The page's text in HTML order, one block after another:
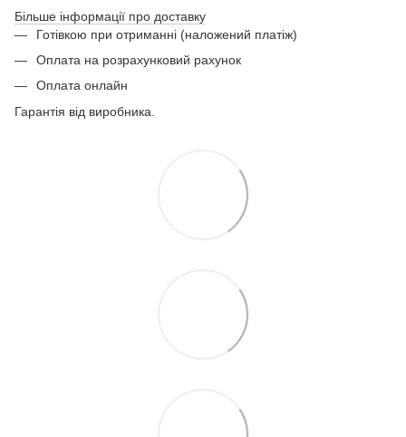
Більше інформації про доставку
Готівкою при отриманні (наложений платіж)
Оплата на розрахунковий рахунок
Оплата онлайн
Гарантія від виробника.